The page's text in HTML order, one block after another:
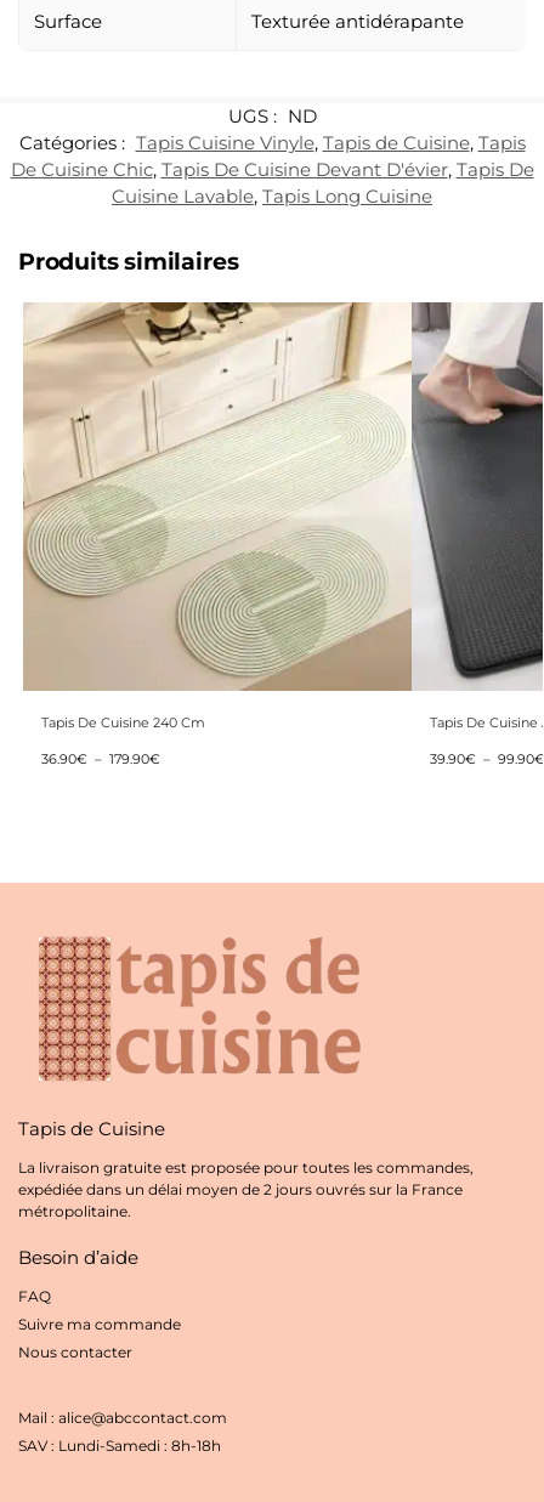
Surface Texturée antidérapante
UGS : ND
Catégories : Tapis Cuisine Vinyle, Tapis de Cuisine, Tapis
De Cuisine Chic, Tapis De Cuisine Devant D'évier, Tapis De
Cuisine Lavable, Tapis Long Cuisine
Produits similaires
Tapis De Cuisine 240 Cm
36.90€ – 179.90€
Tapis De
39.90€ – 99.90€
Tapis de Cuisine
La livraison gratuite est proposée pour toutes les commandes,
expédiée dans un délai moyen de 2 jours ouvrés sur la France
métropolitaine.
Besoin d’aide
FAQ
Suivre ma commande
Nous contacter
Mail : alice@abccontact.com
SAV : Lundi-Samedi : 8h-18h